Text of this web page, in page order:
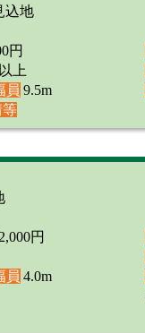
込地
円
上
員 9.5m
等
円
員 4.0m